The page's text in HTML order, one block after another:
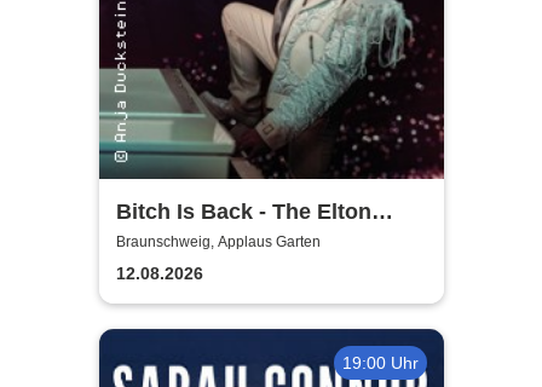
Bitch Is Back - The Elton
John Show
Braunschweig, Applaus Garten
12.08.2026
19:00 Uhr